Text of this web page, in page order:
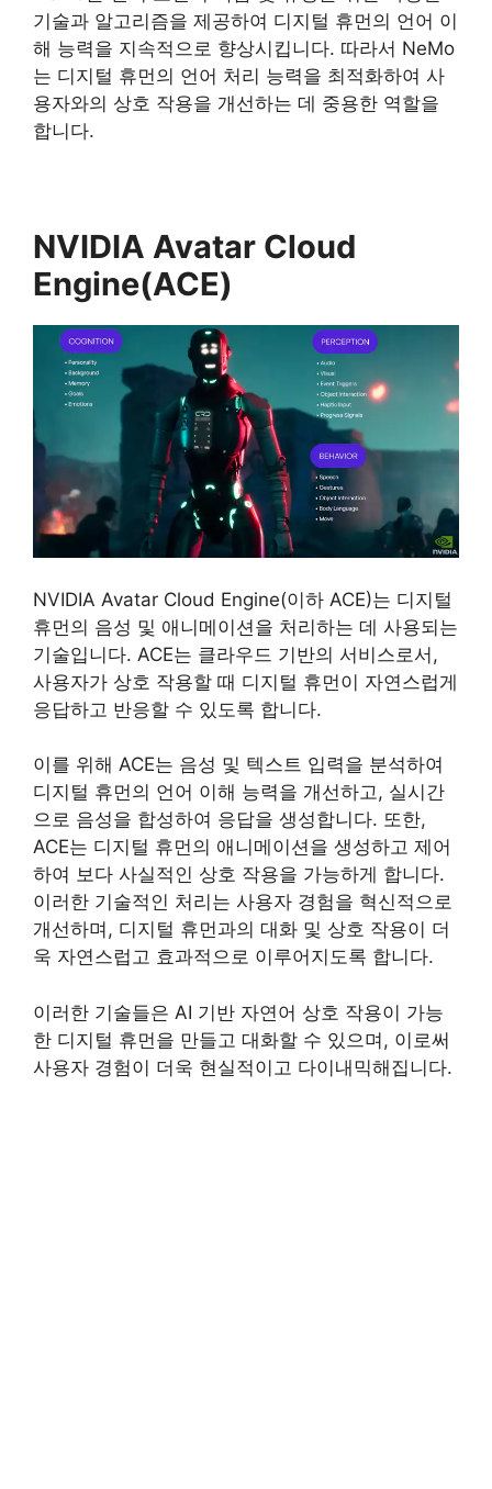
기술과 알고리즘을 제공하여 디지털 휴먼의 언어 이
해 능력을 지속적으로 향상시킵니다. 따라서 NeMo
는 디지털 휴먼의 언어 처리 능력을 최적화하여 사
용자와의 상호 작용을 개선하는 데 중용한 역할을
합니다.
NVIDIA Avatar Cloud
Engine(ACE)
NVIDIA Avatar Cloud Engine(이하 ACE)는 디지털
휴먼의 음성 및 애니메이션을 처리하는 데 사용되는
기술입니다. ACE는 클라우드 기반의 서비스로서,
사용자가 상호 작용할 때 디지털 휴먼이 자연스럽게
응답하고 반응할 수 있도록 합니다.
이를 위해 ACE는 음성 및 텍스트 입력을 분석하여
디지털 휴먼의 언어 이해 능력을 개선하고, 실시간
으로 음성을 합성하여 응답을 생성합니다. 또한,
ACE는 디지털 휴먼의 애니메이션을 생성하고 제어
하여 보다 사실적인 상호 작용을 가능하게 합니다.
이러한 기술적인 처리는 사용자 경험을 혁신적으로
개선하며, 디지털 휴먼과의 대화 및 상호 작용이 더
욱 자연스럽고 효과적으로 이루어지도록 합니다.
이러한 기술들은 AI 기반 자연어 상호 작용이 가능
한 디지털 휴먼을 만들고 대화할 수 있으며, 이로써
사용자 경험이 더욱 현실적이고 다이내믹해집니다.